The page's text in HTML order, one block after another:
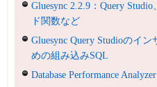
Gluesync 2.2.9：Query
ド関数など
Gluesync Query Studioのイ
めの組み込みSQL
Database Performance